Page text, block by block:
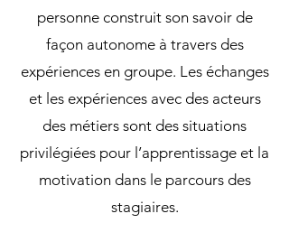
personne construit son savoir de
façon autonome à travers des
expériences en groupe. Les échanges
et les expériences avec des acteurs
des métiers sont des situations
privilégiées pour l’apprentissage et la
motivation dans le parcours des
stagiaires.